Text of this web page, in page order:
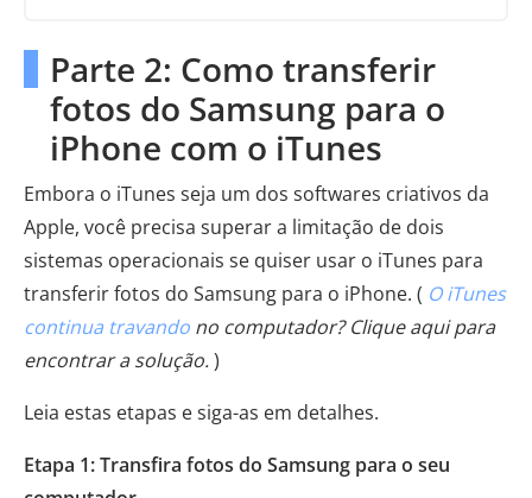
Parte 2: Como transferir
fotos do Samsung para o
iPhone com o iTunes
Embora o iTunes seja um dos softwares criativos da
Apple, você precisa superar a limitação de dois
sistemas operacionais se quiser usar o iTunes para
transferir fotos do Samsung para o iPhone. ( O iTunes
continua travando no computador? Clique aqui para
encontrar a solução.)
Leia estas etapas e siga-as em detalhes.
Etapa 1: Transfira fotos do Samsung para o seu